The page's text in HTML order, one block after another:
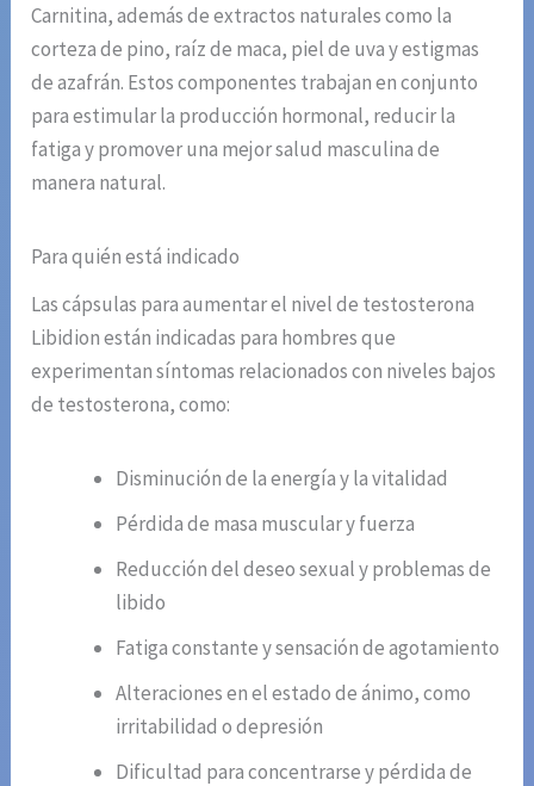
Carnitina, además de extractos naturales como la
corteza de pino, raíz de maca, piel de uva y estigmas
de azafrán. Estos componentes trabajan en conjunto
para estimular la producción hormonal, reducir la
fatiga y promover una mejor salud masculina de
manera natural.
Para quién está indicado
Las cápsulas para aumentar el nivel de testosterona
Libidion están indicadas para hombres que
experimentan síntomas relacionados con niveles bajos
de testosterona, como:
Disminución de la energía y la vitalidad
Pérdida de masa muscular y fuerza
Reducción del deseo sexual y problemas de
libido
Fatiga constante y sensación de agotamiento
Alteraciones en el estado de ánimo, como
irritabilidad o depresión
Dificultad para concentrarse y pérdida de